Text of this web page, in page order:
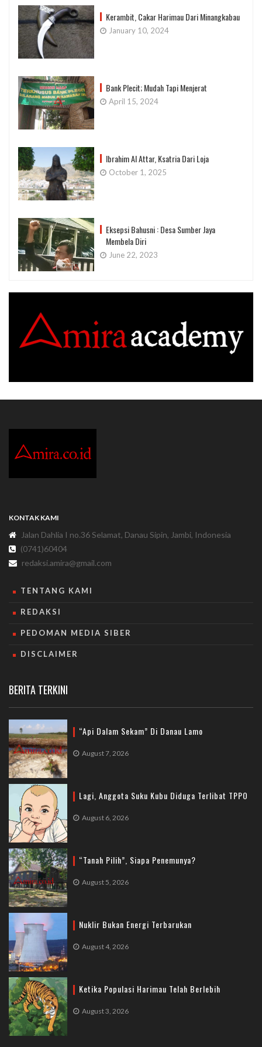
Kerambit, Cakar Harimau Dari Minangkabau
January 10, 2024
Bank Plecit; Mudah Tapi Menjerat
April 15, 2024
Ibrahim Al Attar, Ksatria Dari Loja
October 1, 2025
Eksepsi Bahusni : Desa Sumber Jaya
Membela Diri
June 22, 2023
KONTAK KAMI
Jalan Dahlia I no.36 Selamat, Danau Sipin, Jambi, Indonesia
(0741)60404
redaksi.amira@gmail.com
TENTANG KAMI
REDAKSI
PEDOMAN MEDIA SIBER
DISCLAIMER
BERITA TERKINI
“Api Dalam Sekam” Di Danau Lamo
August 7, 2026
Lagi, Anggota Suku Kubu Diduga Terlibat TPPO
August 6, 2026
“Tanah Pilih”, Siapa Penemunya?
August 5, 2026
Nuklir Bukan Energi Terbarukan
August 4, 2026
Ketika Populasi Harimau Telah Berlebih
August 3, 2026